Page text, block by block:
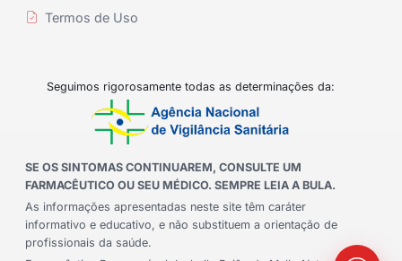
Termos de Uso
Seguimos rigorosamente todas as determinações da:
SE OS SINTOMAS CONTINUAREM, CONSULTE UM
FARMACÊUTICO OU SEU MÉDICO. SEMPRE LEIA A BULA.
As informações apresentadas neste site têm caráter
informativo e educativo, e não substituem a orientação de
profissionais da saúde.